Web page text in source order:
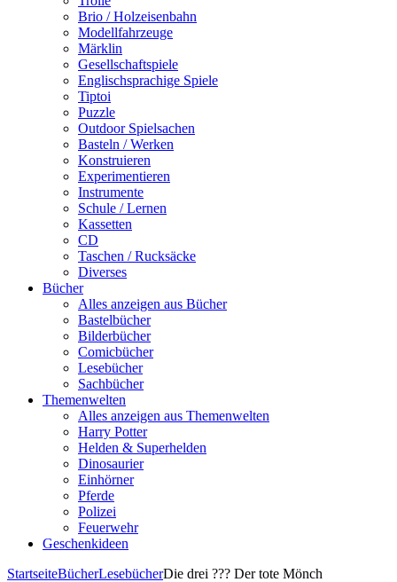
Brio / Holzeisenbahn
Modellfahrzeuge
Märklin
Gesellschaftspiele
Englischsprachige Spiele
Tiptoi
Puzzle
Outdoor Spielsachen
Basteln / Werken
Konstruieren
Experimentieren
Instrumente
Schule / Lernen
Kassetten
CD
Taschen / Rucksäcke
Diverses
Bücher
Alles anzeigen aus Bücher
Bastelbücher
Bilderbücher
Comicbücher
Lesebücher
Sachbücher
Themenwelten
Alles anzeigen aus Themenwelten
Harry Potter
Helden & Superhelden
Dinosaurier
Einhörner
Pferde
Polizei
Feuerwehr
Geschenkideen
StartseiteBücherLesebücherDie drei ??? Der tote Mönch